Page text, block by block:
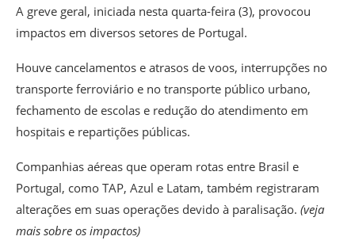
A greve geral, iniciada nesta quarta-feira (3), provocou
impactos em diversos setores de Portugal.
Houve cancelamentos e atrasos de voos, interrupções no
transporte ferroviário e no transporte público urbano,
fechamento de escolas e redução do atendimento em
hospitais e repartições públicas.
Companhias aéreas que operam rotas entre Brasil e
Portugal, como TAP, Azul e Latam, também registraram
alterações em suas operações devido à paralisação. (veja
mais sobre os impactos)